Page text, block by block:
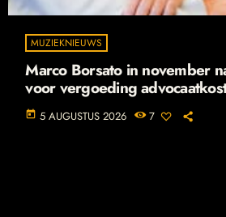
MUZIEKNIEUWS
Marco Borsato in november
voor vergoeding
today 5 AUGUSTUS 2026 7